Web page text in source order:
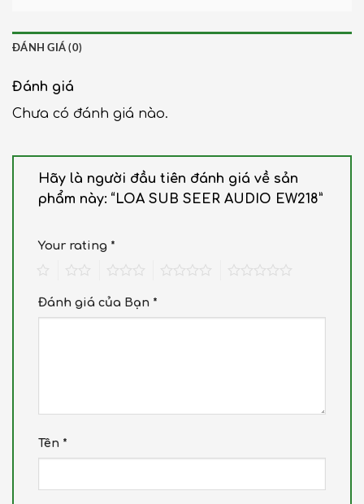
ĐÁNH GIÁ (0)
Đánh giá
Chưa có đánh giá nào.
Hãy là người đầu tiên đánh giá về sản
phẩm này: “LOA SUB SEER AUDIO EW218”
Your rating *
Đánh giá của Bạn *
Tên *